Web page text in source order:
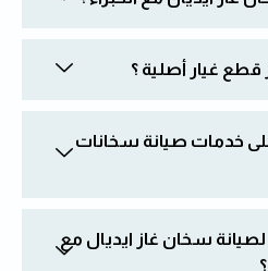
غيار أصلية ؟
خدمات صيانة سخانات
سخان غاز ايديال مع